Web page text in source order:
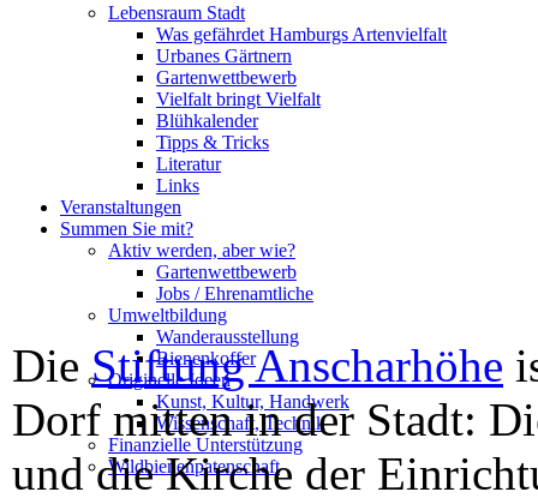
Lebensraum Stadt
Was gefährdet Hamburgs Artenvielfalt
Urbanes Gärtnern
Gartenwettbewerb
Vielfalt bringt Vielfalt
Blühkalender
Tipps & Tricks
Literatur
Links
Veranstaltungen
Summen Sie mit?
Aktiv werden, aber wie?
Gartenwettbewerb
Jobs / Ehrenamtliche
Umweltbildung
Wanderausstellung
Bienenkoffer
Originelle Ideen
Kunst, Kultur, Handwerk
Wissenschaft, Technik
Finanzielle Unterstützung
Wildbienenpatenschaft
DieStiftung Anscharhöhe
Dorf mitten in der Stadt:
und die Kirche der